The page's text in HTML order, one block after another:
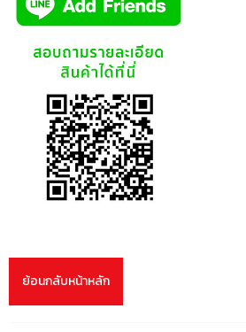
ย้อนกลับหน้าหลัก